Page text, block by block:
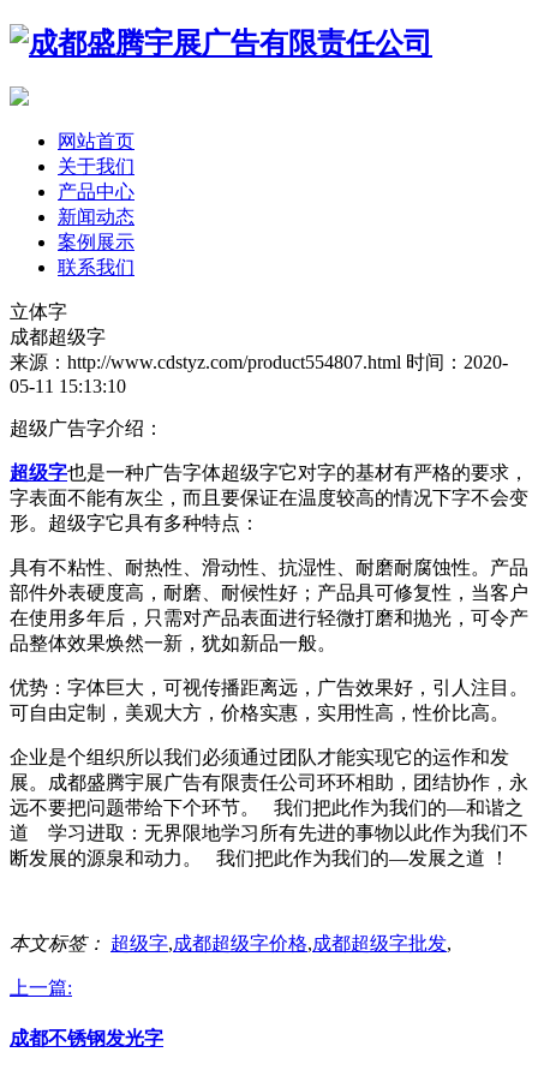
网站首页
关于我们
产品中心
新闻动态
案例展示
联系我们
立体字
成都超级字
来源：http://www.cdstyz.com/product554807.html 时间：2020-
05-11 15:13:10
超级广告字介绍：
超级字也是一种广告字体超级字它对字的基材有严格的要求，
字表面不能有灰尘，而且要保证在温度较高的情况下字不会变
形。超级字它具有多种特点：
具有不粘性、耐热性、滑动性、抗湿性、耐磨耐腐蚀性。产品
部件外表硬度高，耐磨、耐候性好；产品具可修复性，当客户
在使用多年后，只需对产品表面进行轻微打磨和抛光，可令产
品整体效果焕然一新，犹如新品一般。
优势：字体巨大，可视传播距离远，广告效果好，引人注目。
可自由定制，美观大方，价格实惠，实用性高，性价比高。
企业是个组织所以我们必须通过团队才能实现它的运作和发
展。成都盛腾宇展广告有限责任公司环环相助，团结协作，永
远不要把问题带给下个环节。 我们把此作为我们的—和谐之
道 学习进取：无界限地学习所有先进的事物以此作为我们不
断发展的源泉和动力。 我们把此作为我们的—发展之道 ！
本文标签： 超级字,成都超级字价格,成都超级字批发,
上一篇:
成都不锈钢发光字